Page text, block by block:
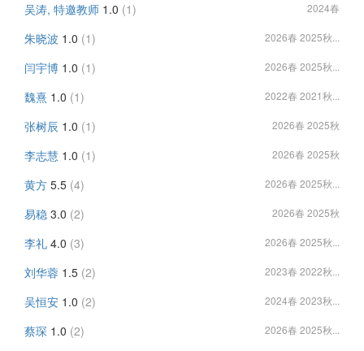
吴涛, 特邀教师 1.0 (1) 2024春
朱晓波 1.0 (1) 2026春 2025秋...
闫宇博 1.0 (1) 2026春 2025秋...
魏熹 1.0 (1) 2022春 2021秋...
张树辰 1.0 (1) 2026春 2025秋
李志慧 1.0 (1) 2026春 2025秋
黄方 5.5 (4) 2026春 2025秋...
易稳 3.0 (2) 2026春 2025秋
李礼 4.0 (3) 2026春 2025秋...
刘华蓉 1.5 (2) 2023春 2022秋...
吴恒安 1.0 (2) 2024春 2023秋...
蔡琛 1.0 (2) 2026春 2025秋...